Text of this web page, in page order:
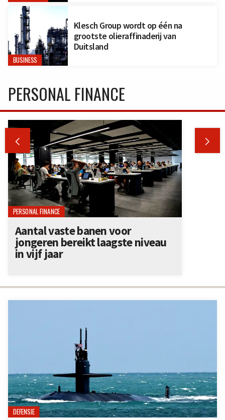
BUSINESS
Klesch Group wordt op één na
grootste olieraffinaderij van
Duitsland
DEFENSIE
PERSONAL FINANCE
 
PERSONAL FINANCE
Aantal vaste banen voor
jongeren bereikt laagste niveau
in vijf jaar